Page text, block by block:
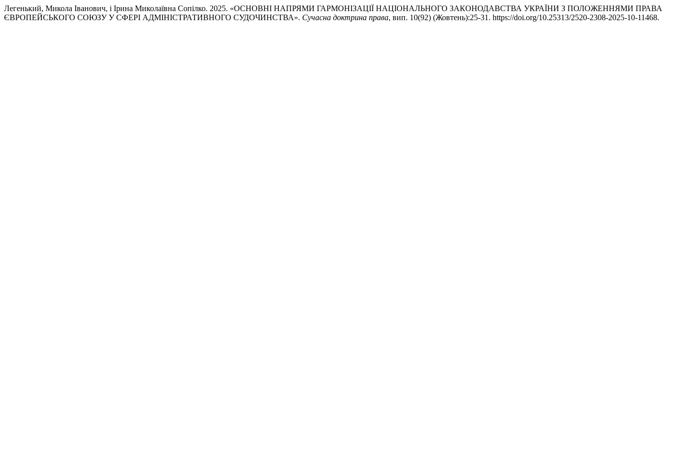
Легенький, Микола Іванович, і Ірина Миколаївна Сопілко. 2025. «ОСНОВНІ НАПРЯМИ ГАРМОНІЗАЦІЇ НАЦІОНАЛЬНОГО ЗАКОНОДАВСТВА УКРАЇНИ З ПОЛОЖЕННЯМИ ПРАВА
ЄВРОПЕЙСЬКОГО СОЮЗУ У СФЕРІ АДМІНІСТРАТИВНОГО СУДОЧИНСТВА». Сучасна доктрина права, вип. 10(92) (Жовтень):25-31. https://doi.org/10.25313/2520-2308-2025-10-11468.